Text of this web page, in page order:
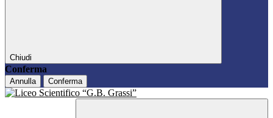
Chiudi
Conferma
Annulla Conferma